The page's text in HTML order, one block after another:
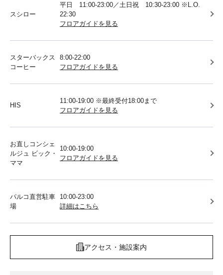
スシロー
平日 11:00-23:00／土日祝 10:30-23:00 ※L.O.
22:30
フロアガイドを見る
スターバックス
コーヒー
8:00-22:00
フロアガイドを見る
HIS
11:00-19:00 ※最終受付18:00まで
フロアガイドを見る
お直しコンシェ
ルジュ ビック・
ママ
10:00-19:00
フロアガイドを見る
パルコ直営駐車
場
10:00-23:00
詳細はこちら
アクセス・施設案内